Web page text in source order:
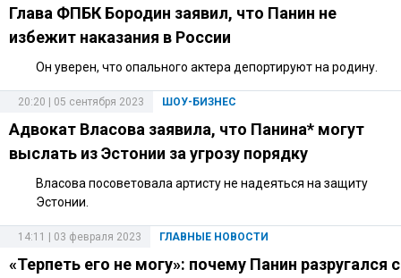
Глава ФПБК Бородин заявил, что Панин не
избежит наказания в России
Он уверен, что опального актера депортируют на родину.
ШОУ-БИЗНЕС
20:20 | 05 сентября 2023
Адвокат Власова заявила, что Панина* могут
выслать из Эстонии за угрозу порядку
Власова посоветовала артисту не надеяться на защиту
Эстонии.
ГЛАВНЫЕ НОВОСТИ
14:11 | 03 февраля 2023
«Терпеть его не могу»: почему Панин разругался с